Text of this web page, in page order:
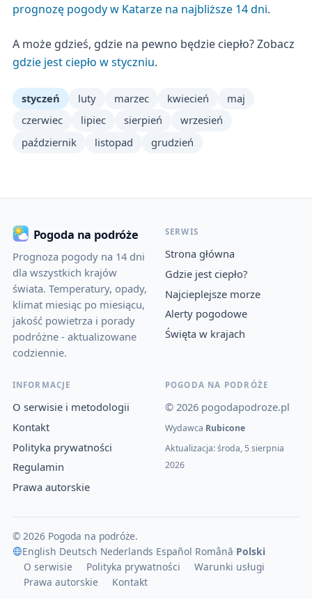
prognozę pogody w Katarze na najbliższe 14 dni.
A może gdzieś, gdzie na pewno będzie ciepło? Zobacz
gdzie jest ciepło w styczniu.
styczeń luty marzec kwiecień
maj
czerwiec
lipiec sierpień
wrzesień
październik
listopad grudzień
Pogoda na podróże
Prognoza pogody na 14 dni
dla wszystkich krajów
świata. Temperatury, opady,
klimat miesiąc po miesiącu,
jakość powietrza i porady
podróżne - aktualizowane
codziennie.
SERWIS
Strona główna
Gdzie jest ciepło?
Najcieplejsze morze
Alerty pogodowe
Święta w krajach
INFORMACJE
O serwisie i metodologii
Kontakt
Polityka prywatności
Regulamin
Prawa autorskie
POGODA NA PODRÓŻE
© 2026 pogodapodroze.pl
Wydawca Rubicone
Aktualizacja: środa, 5 sierpnia
2026
© 2026 Pogoda na podróże.
English Deutsch Nederlands Español Română Polski
O serwisie
Polityka prywatności
Warunki usługi
Prawa autorskie
Kontakt